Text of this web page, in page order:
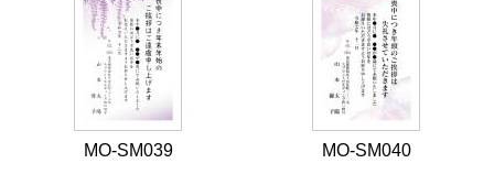
MO-SM039 MO-SM040